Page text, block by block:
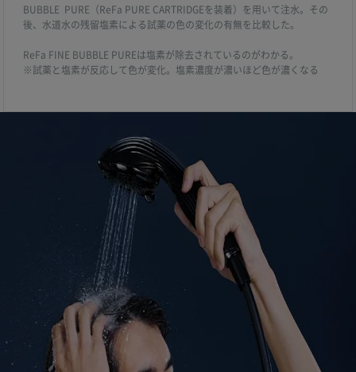
BUBBLE PURE（ReFa PURE CARTRIDGEを装着）を用いて注水。その
後、水道水の残留塩素による試薬の色の変化の有無を比較した。
ReFa FINE BUBBLE PUREは塩素が除去されているのがわかる。
※試薬と塩素が反応して色が変化。塩素濃度が濃いほど色が濃くなる